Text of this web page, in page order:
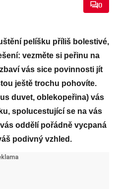
0
pelíšku příliš bolestivé,
vezměte si peřinu na
vás sice povinnosti jít
ještě trochu pohovíte.
duvet, oblekopeřina) vás
spolucestující se na vás
oddělí pořádně vycpaná
podivný vzhled.